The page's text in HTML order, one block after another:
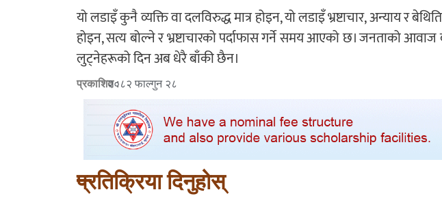
यो लडाइँ कुनै व्यक्ति वा दलविरुद्ध मात्र होइन, यो लडाइँ भ्रष्टाचार, अन्याय र
होइन, सत्य बोल्ने र भ्रष्टाचारको पर्दाफास गर्ने समय आएको छ। जनताको
लुट्नेहरूको दिन अब धेरै बाँकी छैन।
प्रकाशित :२०८२ फाल्गुन २८
प्रतिक्रिया दिनुहोस्